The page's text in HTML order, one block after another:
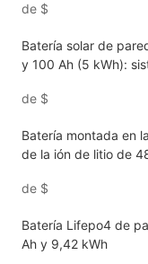
hogar de 5 kWh
de $
Batería solar de
y 100 Ah (5 kWh):
hogar
de $
Batería montada en
de la ión de litio de
de $
Batería Lifepo4 de
Ah y 9,42 kWh